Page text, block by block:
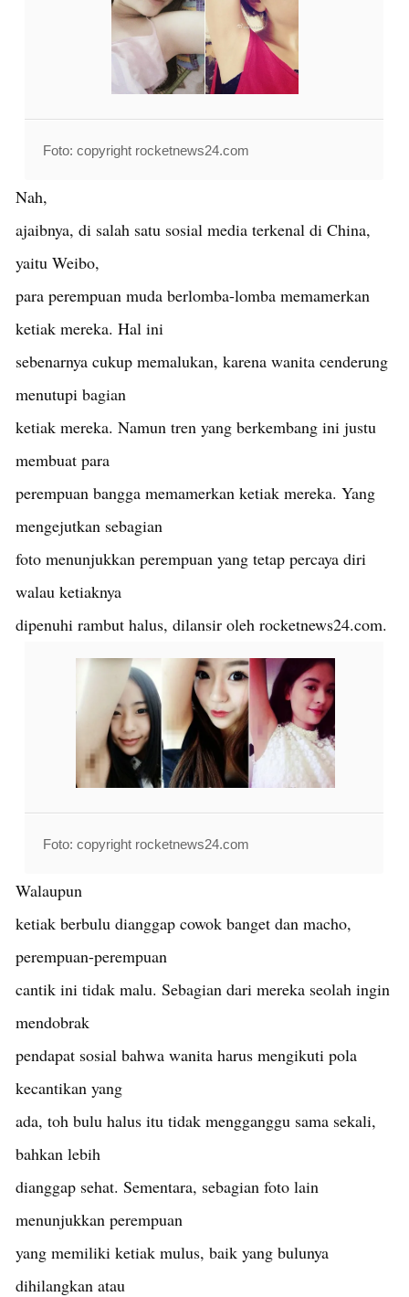
Foto: copyright rocketnews24.com
Nah,
ajaibnya, di salah satu sosial media terkenal di China,
yaitu Weibo,
para perempuan muda berlomba-lomba memamerkan
ketiak mereka. Hal ini
sebenarnya cukup memalukan, karena wanita cenderung
menutupi bagian
ketiak mereka. Namun tren yang berkembang ini justu
membuat para
perempuan bangga memamerkan ketiak mereka. Yang
mengejutkan sebagian
foto menunjukkan perempuan yang tetap percaya diri
walau ketiaknya
dipenuhi rambut halus, dilansir oleh rocketnews24.com.
Foto: copyright rocketnews24.com
Walaupun
ketiak berbulu dianggap cowok banget dan macho,
perempuan-perempuan
cantik ini tidak malu. Sebagian dari mereka seolah ingin
mendobrak
pendapat sosial bahwa wanita harus mengikuti pola
kecantikan yang
ada, toh bulu halus itu tidak mengganggu sama sekali,
bahkan lebih
dianggap sehat. Sementara, sebagian foto lain
menunjukkan perempuan
yang memiliki ketiak mulus, baik yang bulunya
dihilangkan atau